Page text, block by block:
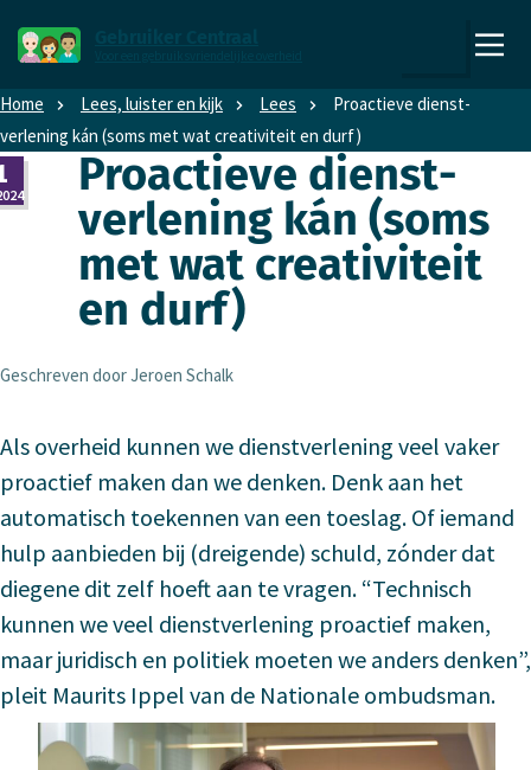
naar
de
homepage
Home Lees, luister en kijk Lees
Proactieve dienst­
verlening kán (soms met wat creativiteit en durf)
Proactieve dienst­
verlening kán (soms
met wat creativiteit
en durf)
Geschreven door Jeroen Schalk
Als overheid kunnen we dienstverlening veel vaker
proactief maken dan we denken. Denk aan het
automatisch toekennen van een toeslag. Of iemand
hulp aanbieden bij (dreigende) schuld, zónder dat
diegene dit zelf hoeft aan te vragen. “Technisch
kunnen we veel dienstverlening proactief maken,
maar juridisch en politiek moeten we anders denken”,
pleit Maurits Ippel van de Nationale ombudsman.